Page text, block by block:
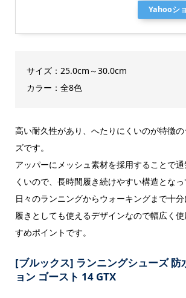
Yahooシ
サイズ：25.0cm～30.0cm
カラー：全8色
高い耐久性があり、へたりにくいのが特徴
ズです。
アッパーにメッシュ素材を採用することで
くいので、長時間履き続けやすい構造となっ
日々のランニングからウォーキングまで十
履きとしても使えるデザインなので幅広く
すめポイントです。
[ブルックス] ランニングシューズ 防
ョン ゴースト 14 GTX